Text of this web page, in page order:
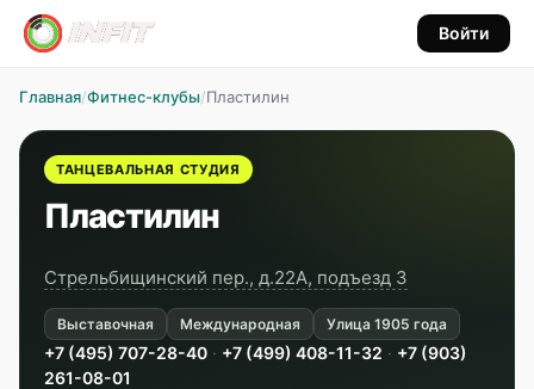
Войти
Главная/Фитнес-клубы/Пластилин
ТАНЦЕВАЛЬНАЯ СТУДИЯ
Пластилин
Стрельбищинский пер., д.22А, подъезд 3
Выставочная Международная Улица 1905 года
+7 (495) 707-28-40 · +7 (499) 408-11-32 · +7 (903)
261-08-01